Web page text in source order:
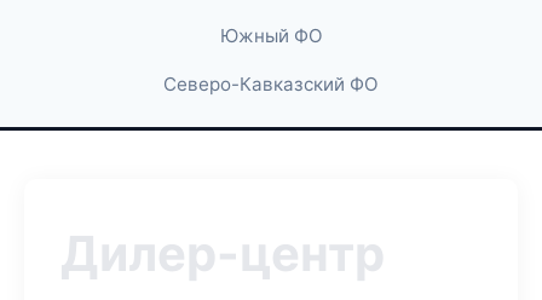
Южный ФО
Северо-Кавказский ФО
Дилер-центр